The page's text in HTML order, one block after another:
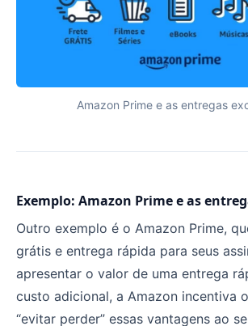
Amazon Prime e as entregas
Exemplo: Amazon Prime e as
Outro exemplo é o Amazon Prime,
grátis e entrega rápida para seus
apresentar o valor de uma entrega
custo adicional, a Amazon incentiva
“evitar perder” essas vantagens ao